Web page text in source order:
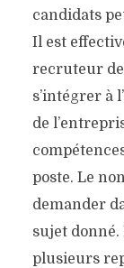
candidats
Il est
recruteur
s’intégrer à
de
poste. Le
demander
sujet donné.
plusieurs